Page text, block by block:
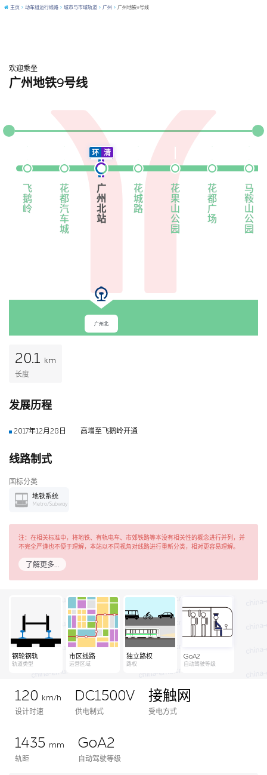
主页 动车组运行线路 城市与市域轨道 广州 广州地铁9号线
欢迎乘坐
广州地铁9号线
飞
鹅
岭
花
都
汽
车
城
环 清
广
州
北
站
广州北
花
城
路
花
果
山
公
园
花
都
广
场
马
鞍
山
公
园
20.1
km
长度
发展历程
2017年12月28日 高增至飞鹅岭开通
线路制式
国标分类
地铁系统
Metro/Subway
注：在相关标准中，将地铁、有轨电车、市郊铁路等本没有相关性的概念进行并列，并
不完全严谨也不便于理解，本站以不同视角对线路进行重新分类，相对更容易理解。
了解更多…
钢轮钢轨
轨道类型
市区线路
运营区域
独立路权
路权
GoA2
自动驾驶等级
120
km/h
设计时速
DC1500V
供电制式
接触网
受电方式
1435 mm
轨距
GoA2
自动驾驶等级